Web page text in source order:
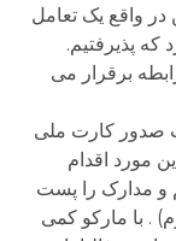
در واقع یک تعامل
پذیرفتیم.
برقرار می
صدور کارت ملی
مورد اقدام
و مدارک را پست
. با مارکو کمی